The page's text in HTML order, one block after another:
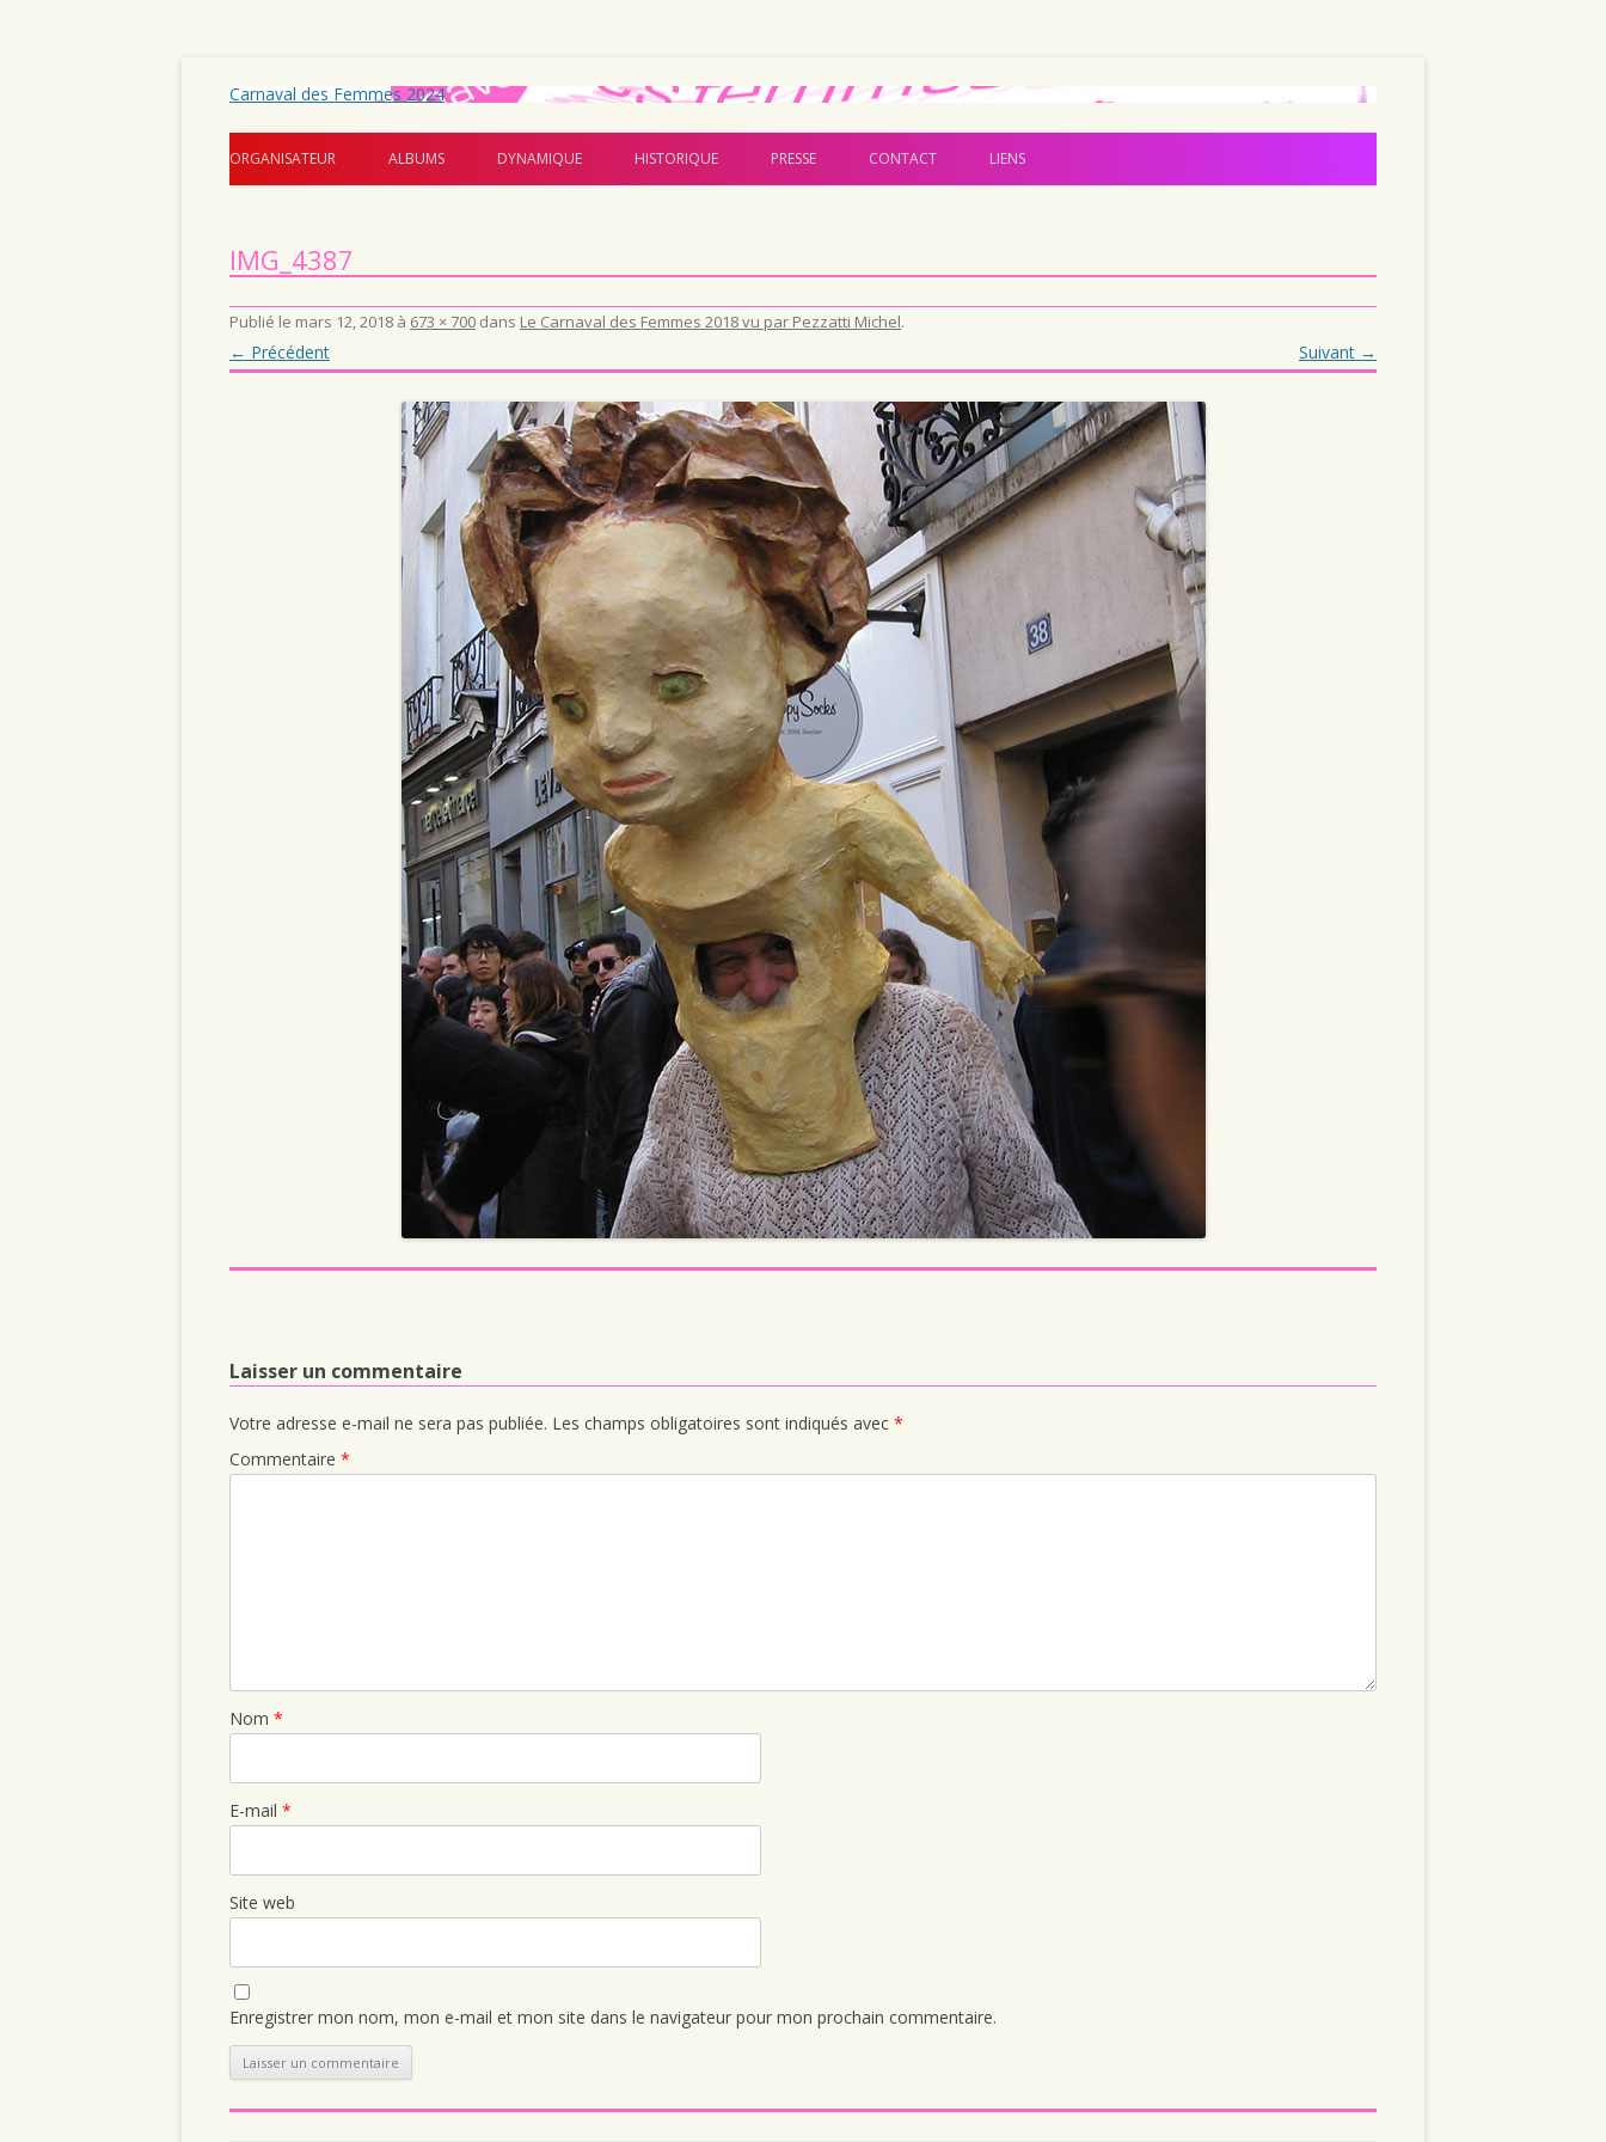
Carnaval des Femmes 2024
Aller au contenu principal
ORGANISATEUR ALBUMS DYNAMIQUE HISTORIQUE PRESSE CONTACT LIENS
IMG_4387
Publié le mars 12, 2018 à 673 × 700 dans Le Carnaval des Femmes 2018 vu par Pezzatti Michel.
← Précédent Suivant →
Laisser un commentaire
Votre adresse e-mail ne sera pas publiée. Les champs obligatoires sont indiqués avec *
Commentaire *
Nom *
E-mail *
Site web
Enregistrer mon nom, mon e-mail et mon site dans le navigateur pour mon prochain commentaire.